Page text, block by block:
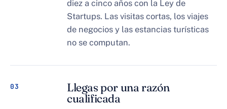
diez a cinco años con la Ley de
Startups. Las visitas cortas, los viajes
de negocios y las estancias turísticas
no se computan.
03 Llegas por una razón
cualificada